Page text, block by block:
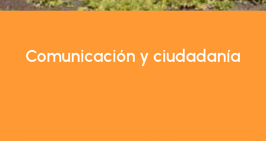
Comunicación y ciudadanía